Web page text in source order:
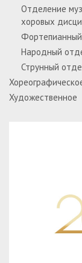
Отделение
хоровых
Народный
Струнный
Художественное